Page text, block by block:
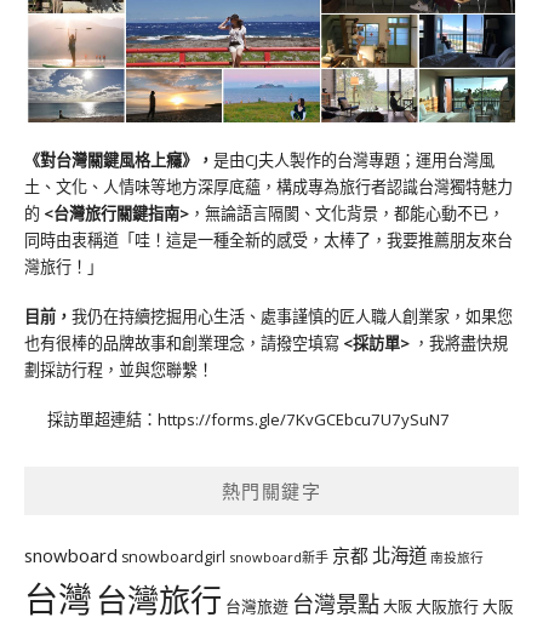
《對台灣關鍵風格上癮》 ， 是由CJ夫人製作的台灣專題；運用台灣風
土、文化、人情味等地方深厚底蘊，構成專為旅行者認識台灣獨特魅力
的 <台灣旅行關鍵指南> ，無論語言隔閡、文化背景，都能心動不已，
同時由衷稱道「哇！這是一種全新的感受，太棒了，我要推薦朋友來台
灣旅行！」
目前， 我仍在持續挖掘用心生活、處事謹慎的匠人職人創業家，如果您
也有很棒的品牌故事和創業理念，請撥空填寫 <採訪單> ，我將盡快規
劃採訪行程，並與您聯繫！
採訪單超連結： https://forms.gle/7KvGCEbcu7U7ySuN7
熱門關鍵字
snowboard snowboardgirl snowboard新手 京都 北海道 南投旅行
台灣台灣旅行 台灣旅遊 台灣景點大阪大阪旅行大阪